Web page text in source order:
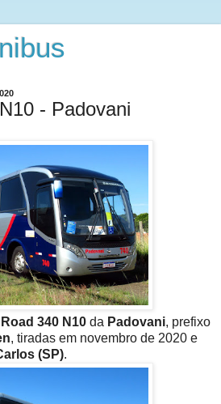
- Padovani
Road 340 N10 da Padovani, prefixo
, tiradas em novembro de 2020 e
(SP).